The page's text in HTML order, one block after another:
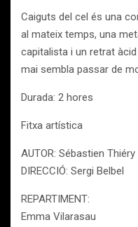
Caiguts del cel és una
al mateix temps, una
capitalista i un retrat
mai sembla passar de
Durada: 2 hores
Fitxa artística
AUTOR: Sébastien Thiéry
DIRECCIÓ: Sergi Belbel
REPARTIMENT:
Emma Vilarasau